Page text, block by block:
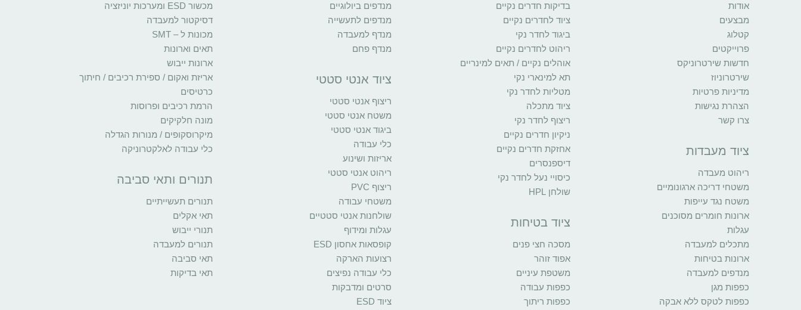
אודות
מבצעים
קטלוג
פרוייקטים
חדשות שירטרוניקס
שירטרוניוז
מדיניות פרטיות
הצהרת נגישות
צרו קשר
ציוד מעבדות
ריהוט מעבדה
משטחי דריכה ארגונומיים
משטח נגד עייפות
ארונות חומרים מסוכנים
עגלות
מתכלים למעבדה
ארונות בטיחות
מנדפים למעבדה
כפפות מגן
כפפות לטקס ללא אבקה
בדיקות חדרים נקיים
ציוד לחדרים נקיים
ביגוד לחדר נקי
ריהוט לחדרים נקיים
אוהלים נקיים / תאים למינריים
תא למינארי נקי
מטליות לחדר נקי
ציוד מתכלה
ריצוף לחדר נקי
ניקיון חדרים נקיים
אחזקת חדרים נקיים
דיספנסרים
כיסויי נעל לחדר נקי
שולחן HPL
ציוד בטיחות
מסכה חצי פנים
אפוד זוהר
משטפת עיניים
כפפות עבודה
כפפות ריתוך
מנדפים ביולוגיים
מנדפים לתעשייה
מנדף למעבדה
מנדף פחם
ציוד אנטי סטטי
ריצוף אנטי סטטי
משטח אנטי סטטי
ביגוד אנטי סטטי
כלי עבודה
אריזות ושינוע
ריהוט אנטי סטטי
ריצוף PVC
משטחי עבודה
שולחנות אנטי סטטיים
עגלות ומידוף
קופסאות אחסון ESD
רצועות הארקה
כלי עבודה נפיצים
סרטים ומדבקות
ציוד ESD
מכשור ESD ומערכות יוניזציה
דסיקטור למעבדה
מכונות ל – SMT
תאים וארונות
ארונות ייבוש
אריזת ואקום / ספירת רכיבים / חיתוך
כרטיסים
הרמת רכיבים ופרוסות
מונה חלקיקים
מיקרוסקופים / מנורות הגדלה
כלי עבודה לאלקטרוניקה
תנורים ותאי סביבה
תנורים תעשייתיים
תאי אקלים
תנורי ייבוש
תנורים למעבדה
תאי סביבה
תאי בדיקות